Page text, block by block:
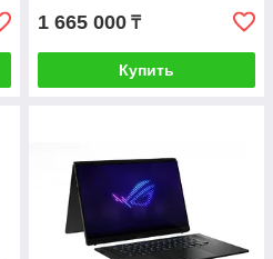
1 665 000 ₸
Купить